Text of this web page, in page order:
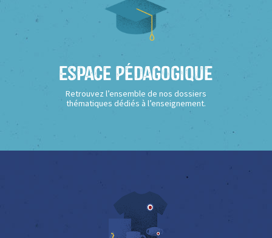
Espace Pédagogique
Retrouvez l’ensemble de nos dossiers
thématiques dédiés à l’enseignement.